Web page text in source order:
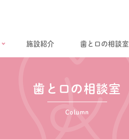
施設紹介 歯と口の相談室
歯と口の相談室
Column